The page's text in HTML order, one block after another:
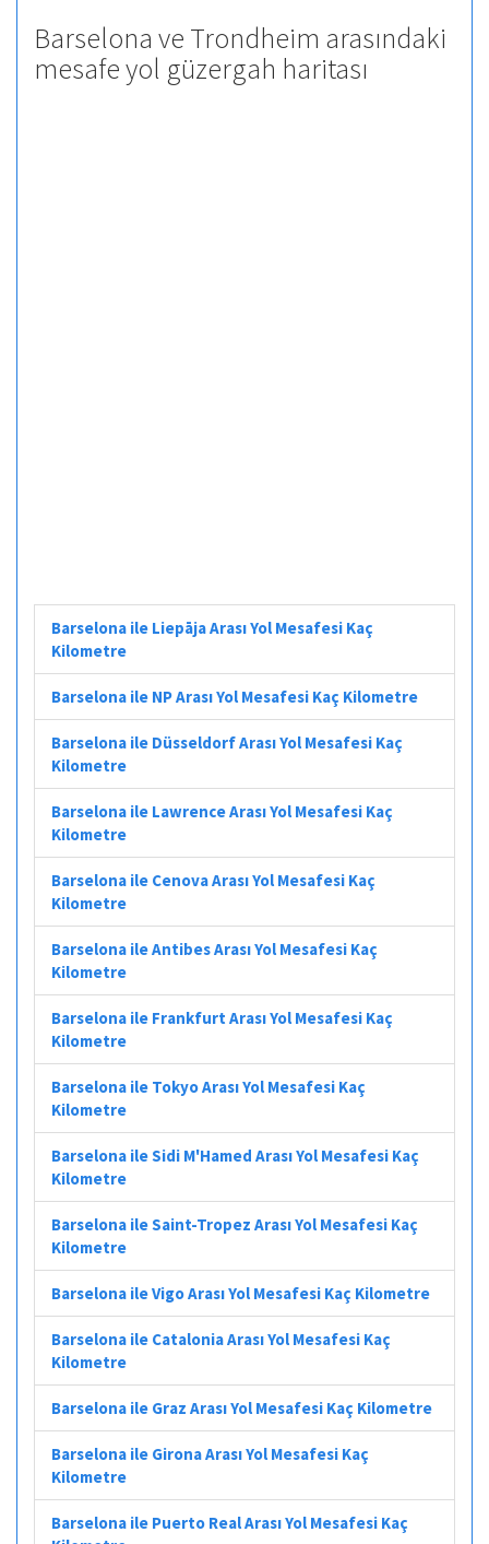
Barselona ve Trondheim arasındaki
mesafe yol güzergah haritası
Barselona ile Liepāja Arası Yol Mesafesi Kaç
Kilometre
Barselona ile NP Arası Yol Mesafesi Kaç Kilometre
Barselona ile Düsseldorf Arası Yol Mesafesi Kaç
Kilometre
Barselona ile Lawrence Arası Yol Mesafesi Kaç
Kilometre
Barselona ile Cenova Arası Yol Mesafesi Kaç
Kilometre
Barselona ile Antibes Arası Yol Mesafesi Kaç
Kilometre
Barselona ile Frankfurt Arası Yol Mesafesi Kaç
Kilometre
Barselona ile Tokyo Arası Yol Mesafesi Kaç
Kilometre
Barselona ile Sidi M'Hamed Arası Yol Mesafesi Kaç
Kilometre
Barselona ile Saint-Tropez Arası Yol Mesafesi Kaç
Kilometre
Barselona ile Vigo Arası Yol Mesafesi Kaç Kilometre
Barselona ile Catalonia Arası Yol Mesafesi Kaç
Kilometre
Barselona ile Graz Arası Yol Mesafesi Kaç Kilometre
Barselona ile Girona Arası Yol Mesafesi Kaç
Kilometre
Barselona ile Puerto Real Arası Yol Mesafesi Kaç